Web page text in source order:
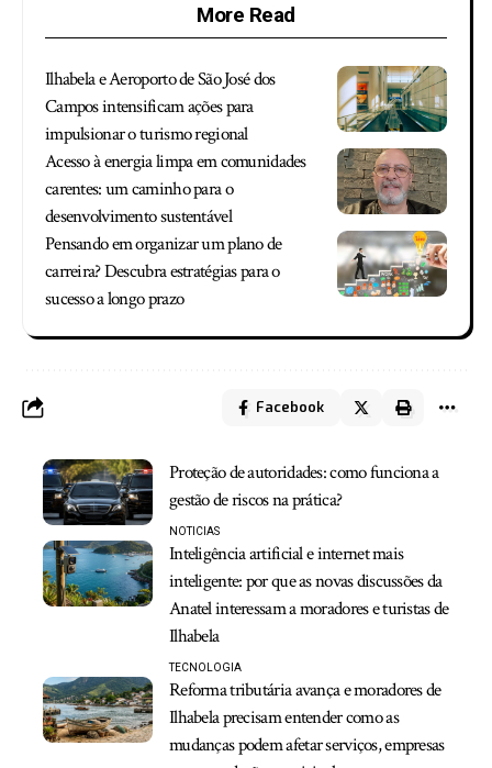
More Read
Ilhabela e Aeroporto de São José dos
Campos intensificam ações para
impulsionar o turismo regional
Acesso à energia limpa em comunidades
carentes: um caminho para o
desenvolvimento sustentável
Pensando em organizar um plano de
carreira? Descubra estratégias para o
sucesso a longo prazo
Facebook
Proteção de autoridades: como funciona a
gestão de riscos na prática?
NOTICIAS
Inteligência artificial e internet mais
inteligente: por que as novas discussões da
Anatel interessam a moradores e turistas de
Ilhabela
TECNOLOGIA
Reforma tributária avança e moradores de
Ilhabela precisam entender como as
mudanças podem afetar serviços, empresas